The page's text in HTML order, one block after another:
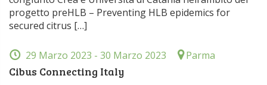
progetto preHLB – Preventing HLB epidemics for
secured citrus […]
29 Marzo 2023 - 30 Marzo 2023 Parma
Cibus Connecting Italy